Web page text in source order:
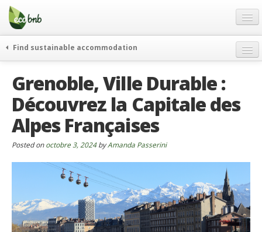
Menu
Skip
content
Offres Spéciales
FAQ
À propos
Partenaires
Contacts
English
Find sustainable accommodation
Grenoble, Ville Durable :
Découvrez la Capitale des
Alpes Françaises
Posted onoctobre 3, 2024byAmanda Passerini